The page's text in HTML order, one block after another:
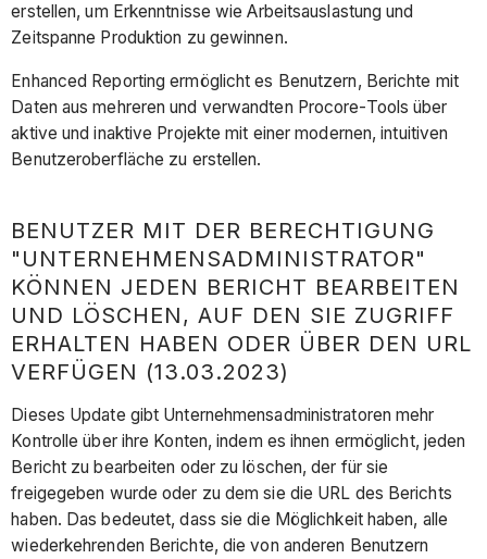
erstellen, um Erkenntnisse wie Arbeitsauslastung und
Zeitspanne Produktion zu gewinnen.
Enhanced Reporting ermöglicht es Benutzern, Berichte mit
Daten aus mehreren und verwandten Procore-Tools über
aktive und inaktive Projekte mit einer modernen, intuitiven
Benutzeroberfläche zu erstellen.
BENUTZER MIT DER BERECHTIGUNG
"UNTERNEHMENSADMINISTRATOR"
KÖNNEN JEDEN BERICHT BEARBEITEN
UND LÖSCHEN, AUF DEN SIE ZUGRIFF
ERHALTEN HABEN ODER ÜBER DEN URL
VERFÜGEN (13.03.2023)
Dieses Update gibt Unternehmensadministratoren mehr
Kontrolle über ihre Konten, indem es ihnen ermöglicht, jeden
Bericht zu bearbeiten oder zu löschen, der für sie
freigegeben wurde oder zu dem sie die URL des Berichts
haben. Das bedeutet, dass sie die Möglichkeit haben, alle
wiederkehrenden Berichte, die von anderen Benutzern